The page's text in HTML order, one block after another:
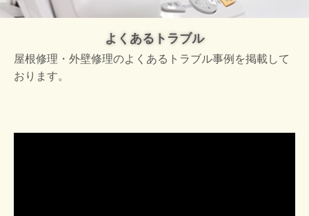
よくあるトラブル
屋根修理・外壁修理のよくあるトラブル事例を掲載して
おります。